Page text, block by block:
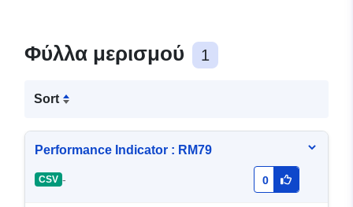
Φύλλα μερισμού 1
Sort
Performance Indicator : RM79
CSV - 0